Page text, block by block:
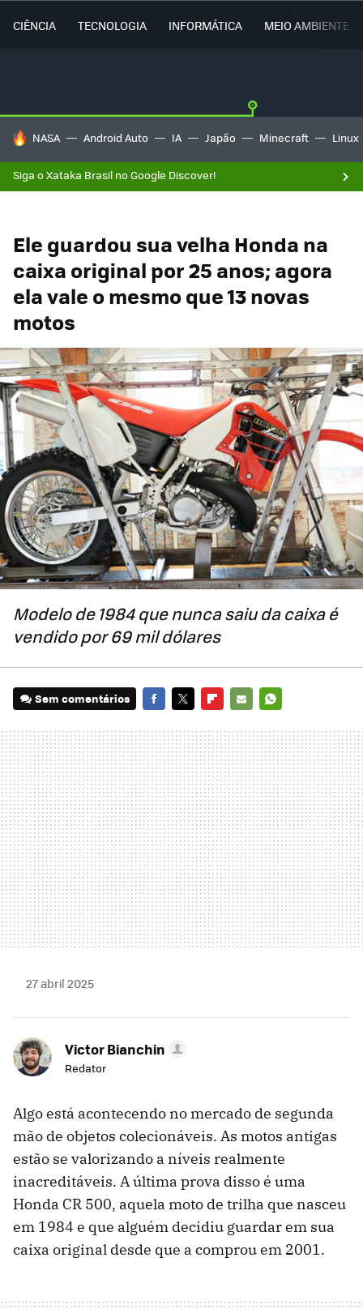
CIÊNCIA TECNOLOGIA INFORMÁTICA MEIO AMBIENTE
TENDÊNCIAS DO DIA
NASA Android Auto IA Japão Minecraft Linux
Siga o Xataka Brasil no Google Discover!
Ele guardou sua velha Honda na
caixa original por 25 anos; agora
ela vale o mesmo que 13 novas
motos
Modelo de 1984 que nunca saiu da caixa é
vendido por 69 mil dólares
Sem comentários
MAIL
27 abril 2025
Victor Bianchin
Redator
Algo está acontecendo no mercado de segunda
mão de objetos colecionáveis. As motos antigas
estão se valorizando a níveis realmente
inacreditáveis. A última prova disso é uma
Honda CR 500, aquela moto de trilha que nasceu
em 1984 e que alguém decidiu guardar em sua
caixa original desde que a comprou em 2001.